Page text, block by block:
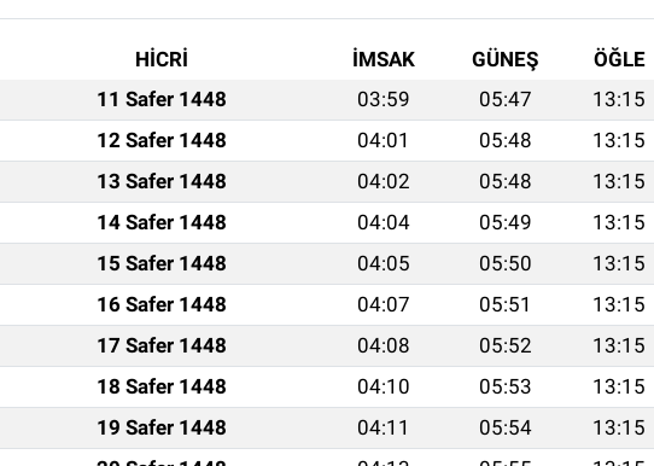
HİCRİ İMSAK GÜNEŞ ÖĞLE
11 Safer 1448 03:59 05:47 13:15
12 Safer 1448 04:01 05:48 13:15
13 Safer 1448 04:02 05:48 13:15
14 Safer 1448 04:04 05:49 13:15
15 Safer 1448 04:05 05:50 13:15
16 Safer 1448 04:07 05:51 13:15
17 Safer 1448 04:08 05:52 13:15
18 Safer 1448 04:10 05:53 13:15
19 Safer 1448 04:11 05:54 13:15